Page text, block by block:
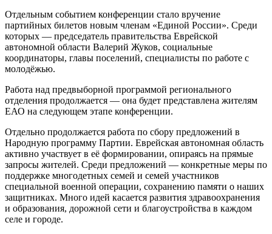
Отдельным событием конференции стало вручение
партийных билетов новым членам «Единой России». Среди
которых — председатель правительства Еврейской
автономной области Валерий Жуков, социальные
координаторы, главы поселений, специалисты по работе с
молодёжью.
Работа над предвыборной программой регионального
отделения продолжается — она будет представлена жителям
ЕАО на следующем этапе конференции.
Отдельно продолжается работа по сбору предложений в
Народную программу Партии. Еврейская автономная область
активно участвует в её формировании, опираясь на прямые
запросы жителей. Среди предложений — конкретные меры по
поддержке многодетных семей и семей участников
специальной военной операции, сохранению памяти о наших
защитниках. Много идей касается развития здравоохранения
и образования, дорожной сети и благоустройства в каждом
селе и городе.